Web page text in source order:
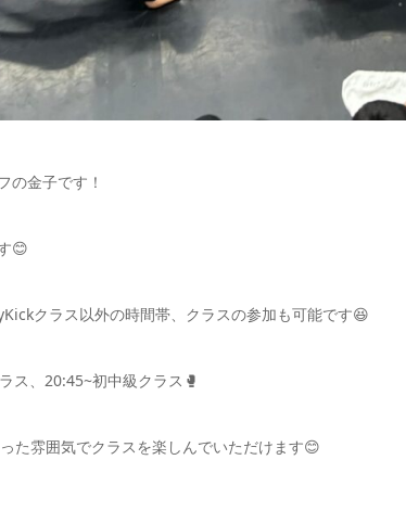
の金子です！
😊
クラス以外の時間帯、クラスの参加も可能です😆
ス、20:45~初中級クラス🥊
た雰囲気でクラスを楽しんでいただけます😊